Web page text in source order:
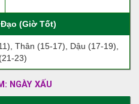
(Giờ Tốt)
Thân (15-17), Dậu (17-19),
23)
NGÀY XẤU